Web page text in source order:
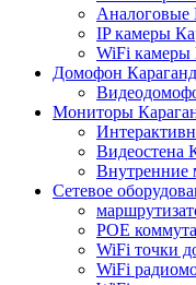
Аналоговые
IP камеры
WiFi камеры
Домофон
Мониторы
Видеостена
Внутренние
Сетевое
POE
WiFi точки
WiFi